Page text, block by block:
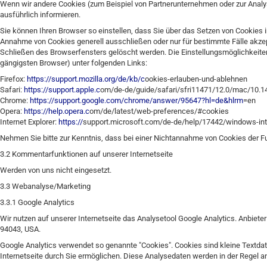
Wenn wir andere Cookies (zum Beispiel von Partnerunternehmen oder zur
ausführlich informieren.
Sie können Ihren Browser so einstellen, dass Sie über das Setzen von
Annahme von Cookies generell ausschließen oder nur für bestimmte Fälle
Schließen des Browserfensters gelöscht werden. Die
gängigsten Browser) unter folgenden Links:
Firefox: https://support.mozilla.org/de/kb/cookies-erlauben-und-ablehnen
Safari: https://support.apple.com/de-de/guide/safari/sfri11471/12.0/mac/
Chrome: https://support.google.com/chrome/answer/95647?hl=de&hlrm=en
Opera: https://help.opera.com/de/latest/web-preferences/#cookies
Internet Explorer: https://support.microsoft.com/de-de/help/17442/windows-
Nehmen Sie bitte zur Kenntnis, dass bei einer Nichtannahme von Cookies
3.2 Kommentarfunktionen auf unserer Internetseite
Werden von uns nicht eingesetzt.
3.3 Webanalyse/Marketing
3.3.1 Google Analytics
Wir nutzen auf unserer Internetseite das Analysetool Google Analytics.
94043, USA.
Google Analytics verwendet so genannte "Cookies". Cookies sind kleine
Internetseite durch Sie ermöglichen. Diese Analysedaten werden in der Regel